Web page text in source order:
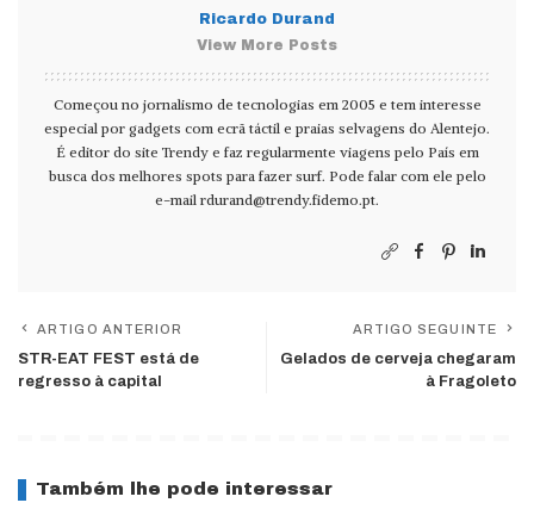
Ricardo Durand
View More Posts
Começou no jornalismo de tecnologias em 2005 e tem interesse
especial por gadgets com ecrã táctil e praias selvagens do Alentejo.
É editor do site Trendy e faz regularmente viagens pelo País em
busca dos melhores spots para fazer surf. Pode falar com ele pelo
e-mail rdurand@trendy.fidemo.pt.
ARTIGO ANTERIOR
STR-EAT FEST está de
regresso à capital
ARTIGO SEGUINTE
Gelados de cerveja chegaram
à Fragoleto
Também lhe pode interessar